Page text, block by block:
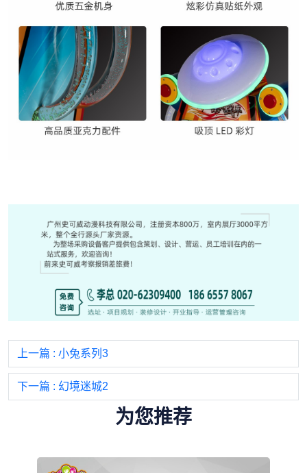
上一篇 : 小兔系列3
下一篇 : 幻境迷城2
为您推荐